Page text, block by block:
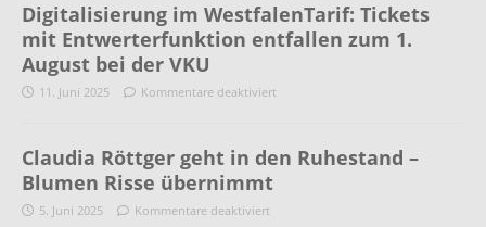
Digitalisierung im WestfalenTarif: Tickets
mit Entwerterfunktion entfallen zum 1.
August bei der VKU
11. Juni 2025 Kommentare deaktiviert
Claudia Röttger geht in den Ruhestand –
Blumen Risse übernimmt
5. Juni 2025 Kommentare deaktiviert